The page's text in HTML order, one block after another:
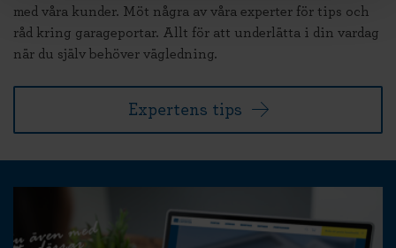
med våra kunder. Möt några av våra experter för tips och
råd kring garageportar. Allt för att underlätta i din vardag
när du själv behöver vägledning.
Expertens tips